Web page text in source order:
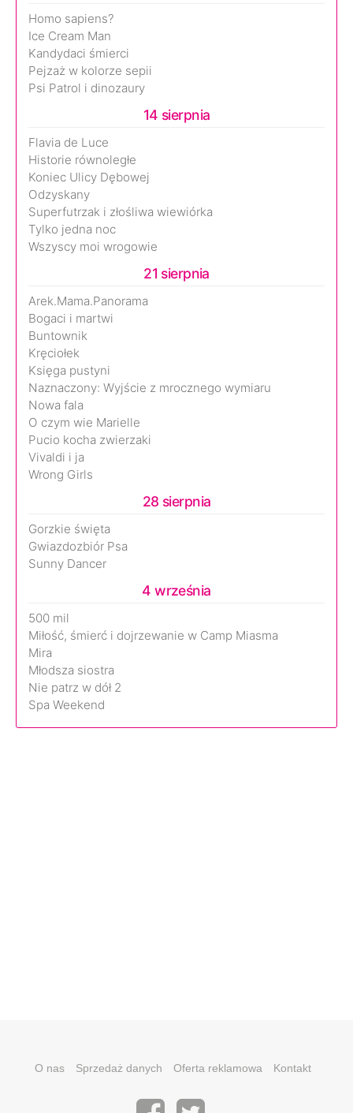
Homo sapiens?
Ice Cream Man
Kandydaci śmierci
Pejzaż w kolorze sepii
Psi Patrol i dinozaury
14 sierpnia
Flavia de Luce
Historie równoległe
Koniec Ulicy Dębowej
Odzyskany
Superfutrzak i złośliwa wiewiórka
Tylko jedna noc
Wszyscy moi wrogowie
21 sierpnia
Arek.Mama.Panorama
Bogaci i martwi
Buntownik
Kręciołek
Księga pustyni
Naznaczony: Wyjście z mrocznego wymiaru
Nowa fala
O czym wie Marielle
Pucio kocha zwierzaki
Vivaldi i ja
Wrong Girls
28 sierpnia
Gorzkie święta
Gwiazdozbiór Psa
Sunny Dancer
4 września
500 mil
Miłość, śmierć i dojrzewanie w Camp Miasma
Mira
Młodsza siostra
Nie patrz w dół 2
Spa Weekend
O nas Sprzedaż danych Oferta reklamowa Kontakt